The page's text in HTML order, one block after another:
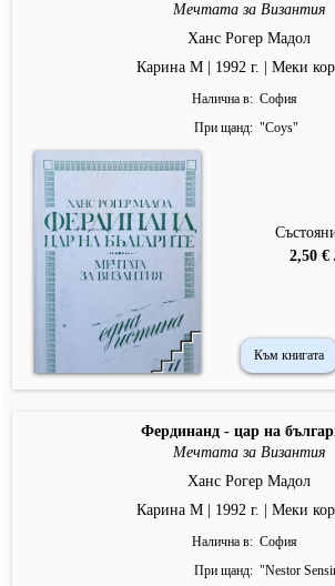
Мечтата за Византия
Ханс Рогер Мадол
Карина М | 1992 г. | Меки
Налична в
София
При щанд
"Coys"
2,50 €
Към книгата
Фердинанд - цар на
Мечтата за Византия
Ханс Рогер Мадол
Карина М | 1992 г. | Меки
Налична в
София
При щанд
"Nestor